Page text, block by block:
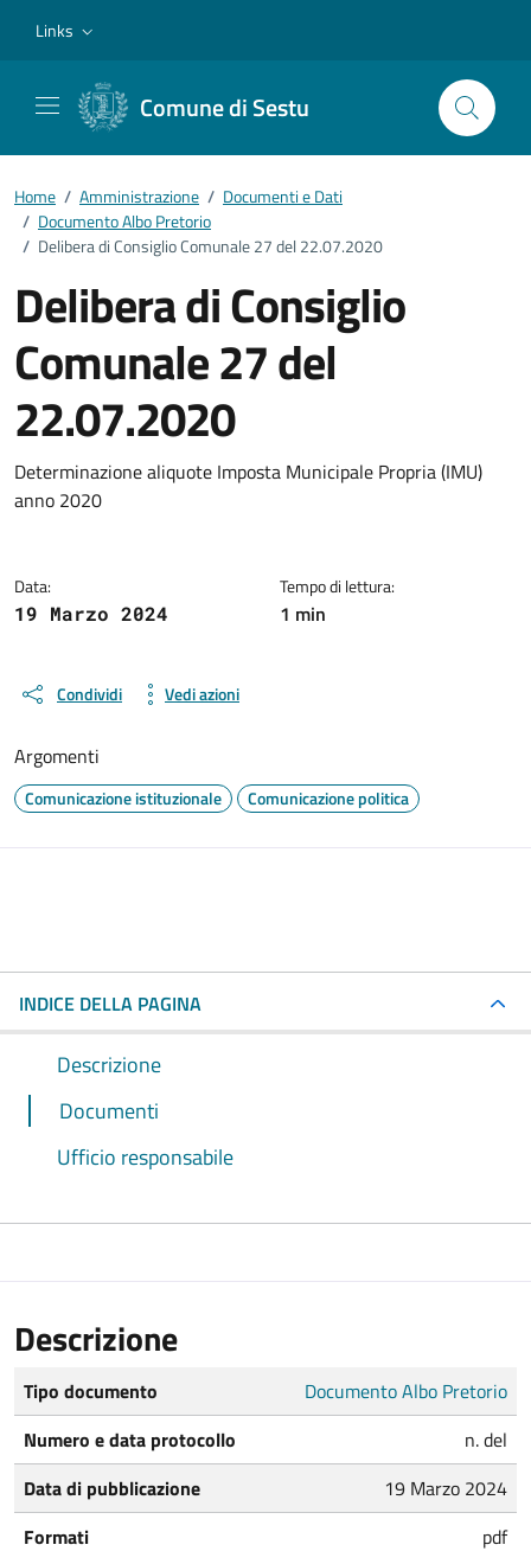
Links
Comune di Sestu
Home / Amministrazione / Documenti e Dati
/ Documento Albo Pretorio
/ Delibera di Consiglio Comunale 27 del 22.07.2020
Delibera di Consiglio
Comunale 27 del
22.07.2020
Dettagli del documento
Determinazione aliquote Imposta Municipale Propria (IMU)
anno 2020
Data:
19 Marzo 2024
Tempo di lettura:
1 min
Condividi Vedi azioni
Argomenti
Comunicazione istituzionale Comunicazione politica
INDICE DELLA PAGINA
Descrizione
Documenti
Ufficio responsabile
Descrizione
Tipo documento
Documento Albo Pretorio
Numero e data protocollo
n. del
Data di pubblicazione
19 Marzo 2024
Formati
pdf